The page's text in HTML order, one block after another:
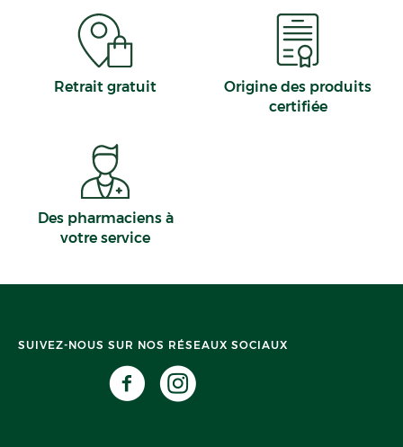
Retrait gratuit
Origine des produits
certifiée
Des pharmaciens à
votre service
SUIVEZ-NOUS SUR NOS RÉSEAUX SOCIAUX